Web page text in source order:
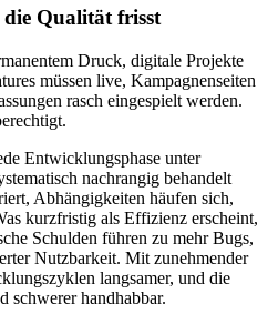
Qualität frisst
Druck, digitale Projekte
müssen live, Kampagnenseiten
rasch eingespielt werden.
Entwicklungsphase unter
nachrangig behandelt
Abhängigkeiten häufen sich,
kurzfristig als Effizienz erscheint,
Schulden führen zu mehr Bugs,
Nutzbarkeit. Mit zunehmender
langsamer, und die
schwerer handhabbar.